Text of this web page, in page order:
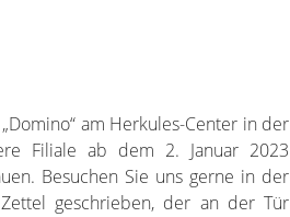
am Herkules-Center in der
Filiale ab dem 2. Januar 2023
Besuchen Sie uns gerne in der
geschrieben, der an der Tür